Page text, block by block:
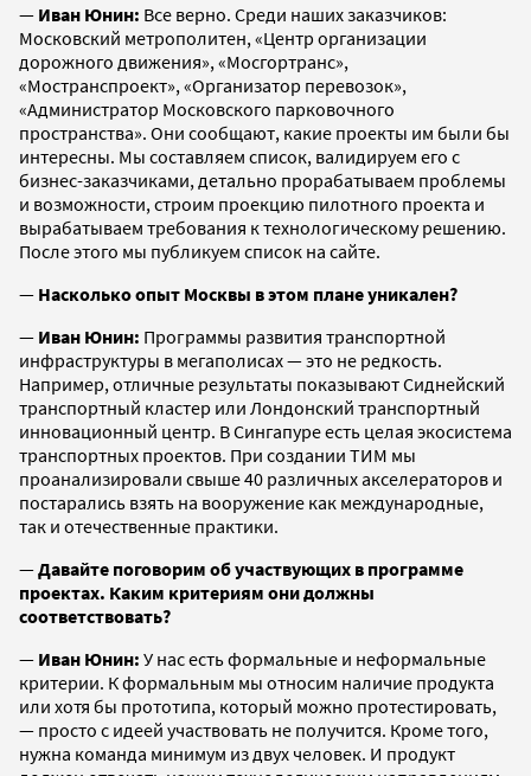
— Иван Юнин: Все верно. Среди наших заказчиков:
Московский метрополитен, «Центр организации
дорожного движения», «Мосгортранс»,
«Мостранспроект», «Организатор перевозок»,
«Администратор Московского парковочного
пространства». Они сообщают, какие проекты им были бы
интересны. Мы составляем список, валидируем его с
бизнес-заказчиками, детально прорабатываем проблемы
и возможности, строим проекцию пилотного проекта и
вырабатываем требования к технологическому решению.
После этого мы публикуем список на сайте.
— Насколько опыт Москвы в этом плане уникален?
— Иван Юнин: Программы развития транспортной
инфраструктуры в мегаполисах — это не редкость.
Например, отличные результаты показывают Сиднейский
транспортный кластер или Лондонский транспортный
инновационный центр. В Сингапуре есть целая экосистема
транспортных проектов. При создании ТИМ мы
проанализировали свыше 40 различных акселераторов и
постарались взять на вооружение как международные,
так и отечественные практики.
—Давайте поговорим об участвующих в программе
проектах. Каким критериям они должны
соответствовать?
— Иван Юнин: У нас есть формальные и неформальные
критерии. К формальным мы относим наличие продукта
или хотя бы прототипа, который можно протестировать,
— просто с идеей участвовать не получится. Кроме того,
нужна команда минимум из двух человек. И продукт